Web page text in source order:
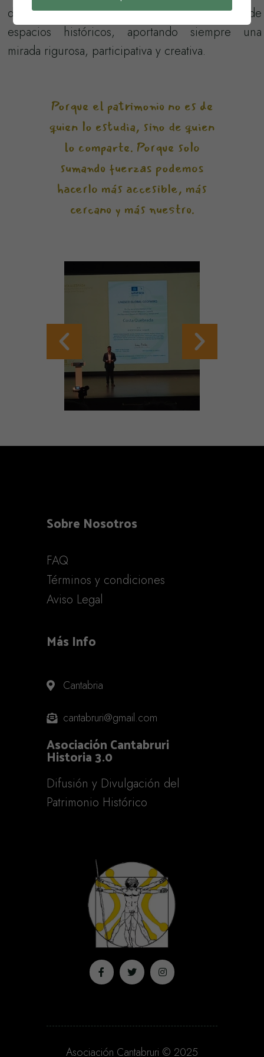
didáctica patrimonial y la recuperación de
espacios históricos, aportando siempre una
mirada rigurosa, participativa y creativa.
Porque el patrimonio no es de
quien lo estudia, sino de quien
lo comparte. Porque solo
sumando fuerzas podemos
hacerlo más accesible, más
cercano y más nuestro.
Sobre Nosotros
FAQ
Términos y condiciones
Aviso Legal
Más Info
Cantabria
cantabruri@gmail.com
Asociación Cantabruri
Historia 3.0
Difusión y Divulgación del
Patrimonio Histórico
Asociación Cantabruri © 2025